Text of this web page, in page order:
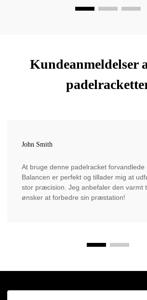
Kundeanmeldelser
John Smith
At bruge denne padelracket forvandlede
Balancen er perfekt og tillader mig at
stor præcision. Jeg anbefaler den varmt
ønsker at forbedre sin præstation!